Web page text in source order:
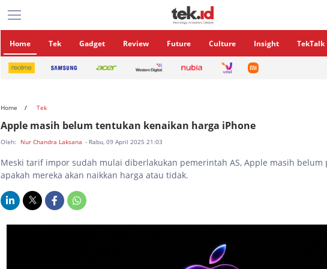
Home Tek Gadget Review Future Culture Insight TekTalk
Home Tek
Apple masih belum tentukan kenaikan harga iPhone
Oleh: Nur Chandra Laksana - Rabu, 09 April 2025 21:03
Meski tarif impor sudah mulai diberlakukan pemerintah AS, Apple masih belum
apakah mereka akan naikkan harga atau tidak.